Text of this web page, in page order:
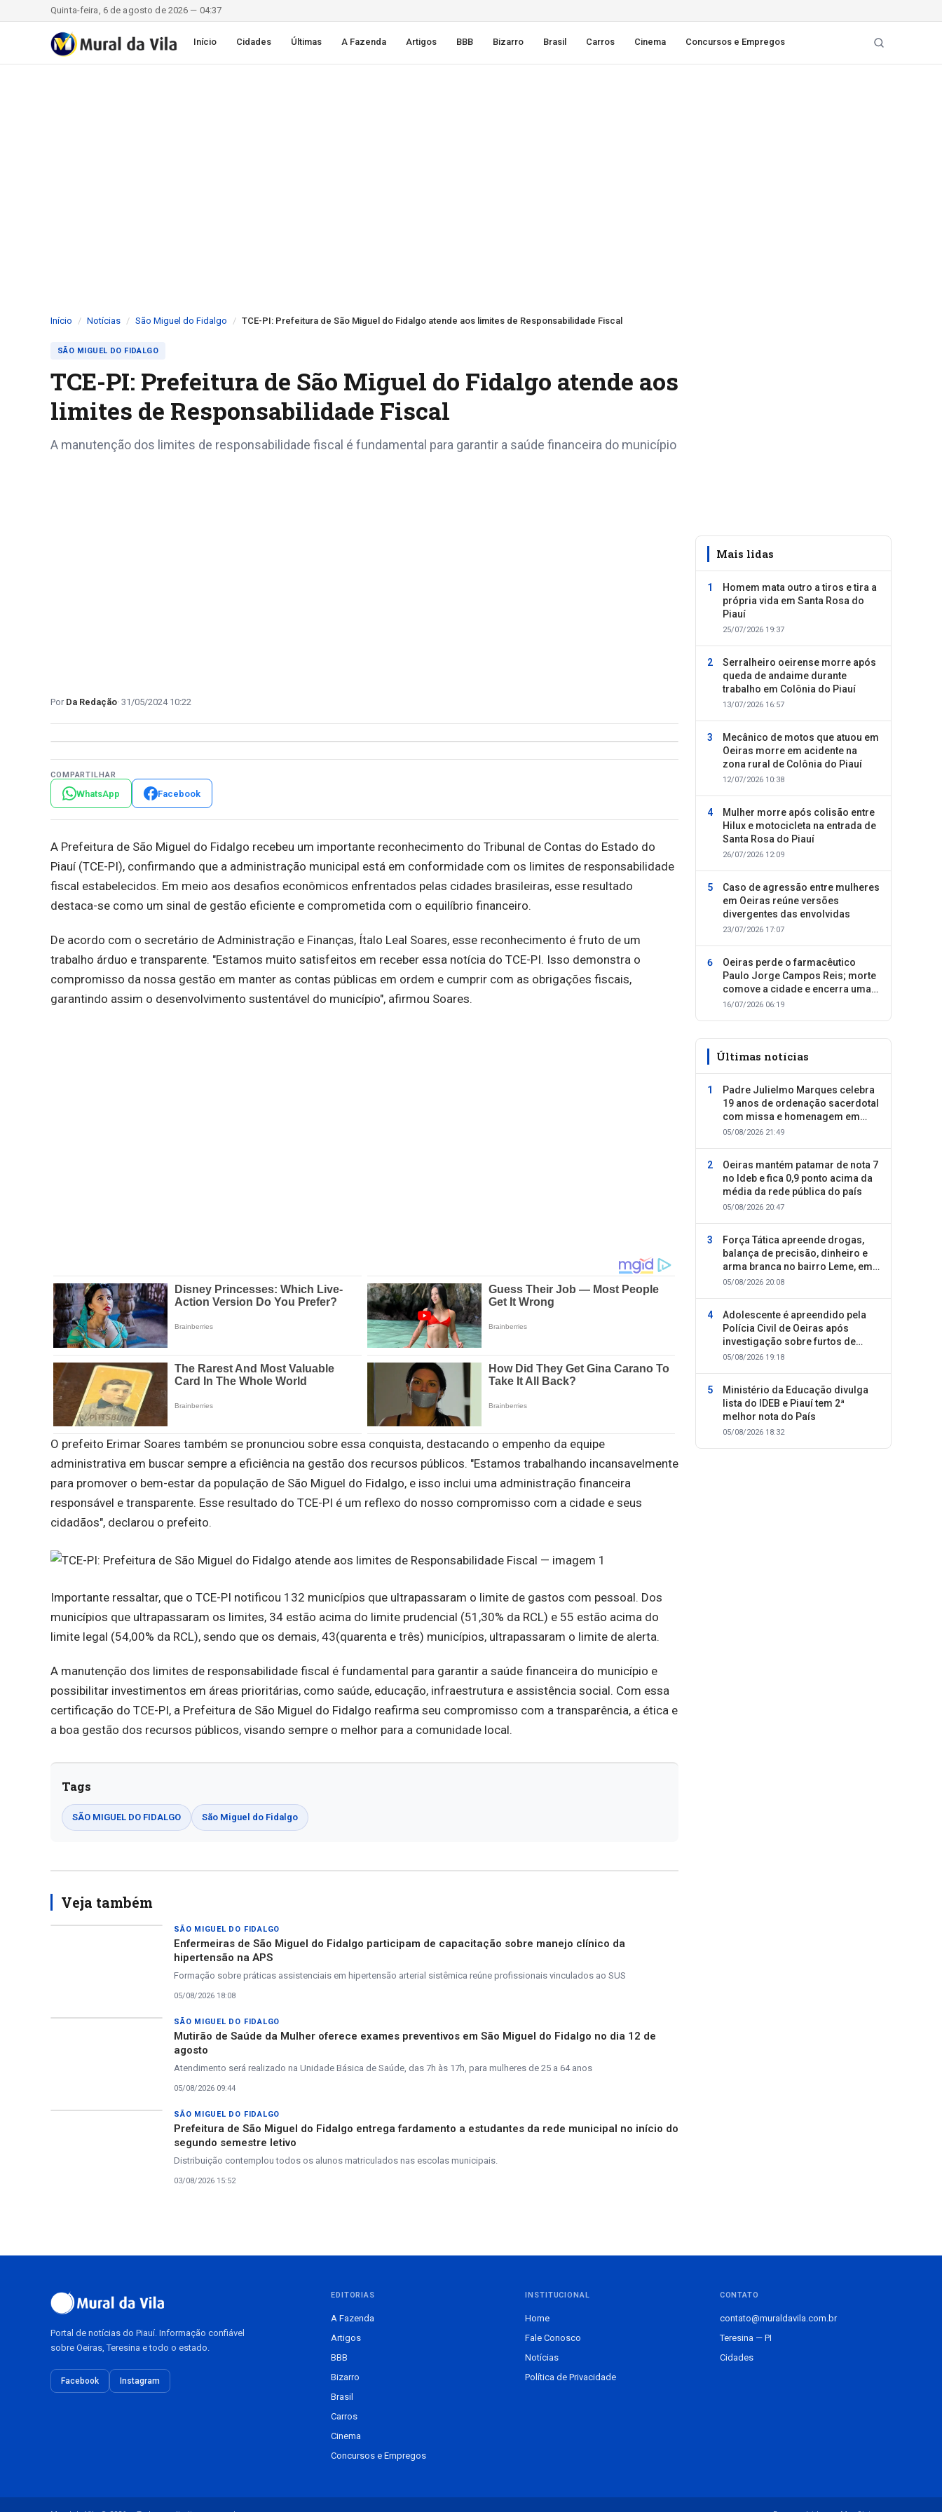
Quinta-feira, 6 de agosto de 2026 — 04:37
Início Cidades Últimas A Fazenda Artigos BBB Bizarro Brasil Carros Cinema Concursos e Empregos
Início Notícias São Miguel do Fidalgo TCE-PI: Prefeitura de São Miguel do Fidalgo atende aos limites de Responsabilidade Fiscal
SÃO MIGUEL DO FIDALGO
TCE-PI: Prefeitura de São Miguel do Fidalgo atende aos
limites de Responsabilidade Fiscal
A manutenção dos limites de responsabilidade fiscal é fundamental para garantir a saúde financeira do município
Da Redação 31/05/2024 10:22
COMPARTILHAR
WhatsApp Facebook
A Prefeitura de São Miguel do Fidalgo recebeu um importante reconhecimento do Tribunal de Contas do Estado do
Piauí (TCE-PI), confirmando que a administração municipal está em conformidade com os limites de responsabilidade
fiscal estabelecidos. Em meio aos desafios econômicos enfrentados pelas cidades brasileiras, esse resultado
destaca-se como um sinal de gestão eficiente e comprometida com o equilíbrio financeiro.
De acordo com o secretário de Administração e Finanças, Ítalo Leal Soares, esse reconhecimento é fruto de um
trabalho árduo e transparente. "Estamos muito satisfeitos em receber essa notícia do TCE-PI. Isso demonstra o
compromisso da nossa gestão em manter as contas públicas em ordem e cumprir com as obrigações fiscais,
garantindo assim o desenvolvimento sustentável do município", afirmou Soares.
O prefeito Erimar Soares também se pronunciou sobre essa conquista, destacando o empenho da equipe
administrativa em buscar sempre a eficiência na gestão dos recursos públicos. "Estamos trabalhando incansavelmente
para promover o bem-estar da população de São Miguel do Fidalgo, e isso inclui uma administração financeira
responsável e transparente. Esse resultado do TCE-PI é um reflexo do nosso compromisso com a cidade e seus
cidadãos", declarou o prefeito.
Importante ressaltar, que o TCE-PI notificou 132 municípios que ultrapassaram o limite de gastos com pessoal. Dos
municípios que ultrapassaram os limites, 34 estão acima do limite prudencial (51,30% da RCL) e 55 estão acima do
limite legal (54,00% da RCL), sendo que os demais, 43(quarenta e três) municípios, ultrapassaram o limite de alerta.
A manutenção dos limites de responsabilidade fiscal é fundamental para garantir a saúde financeira do município e
possibilitar investimentos em áreas prioritárias, como saúde, educação, infraestrutura e assistência social. Com essa
certificação do TCE-PI, a Prefeitura de São Miguel do Fidalgo reafirma seu compromisso com a transparência, a ética e
a boa gestão dos recursos públicos, visando sempre o melhor para a comunidade local.
Tags
SÃO MIGUEL DO FIDALGO São Miguel do Fidalgo
Veja também
SÃO MIGUEL DO FIDALGO
Enfermeiras de São Miguel do Fidalgo participam de capacitação sobre manejo clínico da
hipertensão na APS
Formação sobre práticas assistenciais em hipertensão arterial sistêmica reúne profissionais vinculados ao SUS
05/08/2026 18:08
SÃO MIGUEL DO FIDALGO
Mutirão de Saúde da Mulher oferece exames preventivos em São Miguel do Fidalgo no dia 12 de
agosto
Atendimento será realizado na Unidade Básica de Saúde, das 7h às 17h, para mulheres de 25 a 64 anos
05/08/2026 09:44
SÃO MIGUEL DO FIDALGO
Prefeitura de São Miguel do Fidalgo entrega fardamento a estudantes da rede municipal no início do
segundo semestre letivo
Distribuição contemplou todos os alunos matriculados nas escolas municipais.
03/08/2026 15:52
Mais lidas
Homem mata outro a tiros e tira a
própria vida em Santa Rosa do
Piauí
25/07/2026 19:37
Serralheiro oeirense morre após
queda de andaime durante
trabalho em Colônia do Piauí
13/07/2026 16:57
Mecânico de motos que atuou em
Oeiras morre em acidente na
zona rural de Colônia do Piauí
12/07/2026 10:38
Mulher morre após colisão entre
Hilux e motocicleta na entrada de
Santa Rosa do Piauí
26/07/2026 12:09
Caso de agressão entre mulheres
em Oeiras reúne versões
divergentes das envolvidas
23/07/2026 17:07
Oeiras perde o farmacêutico
Paulo Jorge Campos Reis; morte
comove a cidade e encerra uma
trajetória dedicada ao cuidado
16/07/2026 06:19
Últimas notícias
Padre Julielmo Marques celebra
19 anos de ordenação sacerdotal
com missa e homenagem em
Colônia do Piauí
05/08/2026 21:49
Oeiras mantém patamar de nota 7
no Ideb e fica 0,9 ponto acima da
média da rede pública do país
05/08/2026 20:47
Força Tática apreende drogas,
balança de precisão, dinheiro e
arma branca no bairro Leme, em
Oeiras
05/08/2026 20:08
Adolescente é apreendido pela
Polícia Civil de Oeiras após
investigação sobre furtos de
motocicletas
05/08/2026 19:18
Ministério da Educação divulga
lista do IDEB e Piauí tem 2ª
melhor nota do País
05/08/2026 18:32
Portal de notícias do Piauí. Informação confiável
sobre Oeiras, Teresina e todo o estado.
Facebook Instagram
EDITORIAS
A Fazenda
Artigos
BBB
Bizarro
Brasil
Carros
Cinema
Concursos e Empregos
INSTITUCIONAL
Home
Fale Conosco
Notícias
Política de Privacidade
CONTATO
contato@muraldavila.com.br
Teresina — PI
Cidades